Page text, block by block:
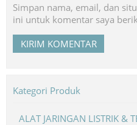
Simpan nama, email, dan
ini untuk komentar saya
Kategori Produk
ALAT JARINGAN LISTRIK &